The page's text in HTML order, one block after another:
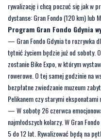
— Gran Fondo Gdynia to rozrywka
tętnić życiem będzie już od soboty.
zostanie Bike Expo, w którym
rowerowe. O tej samej godzinie na
bezpłatne zwiedzanie muzeum
Pelikanem czy starymi
— W sobotę 26 czerwca
najmłodszych kolarzy. W Gran
5 do 12 lat. Rywalizować będą na
dystansie od 1000 do 3000
— ​Niedziela 27 czerwca, to już
trasę o długości 120 kilometrów